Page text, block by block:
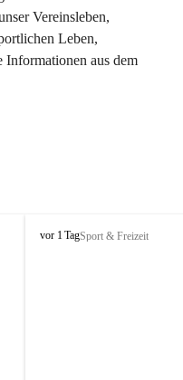
Vereinsleben,
Leben,
Informationen aus dem
S
vor 1 TagSport & Freizeit